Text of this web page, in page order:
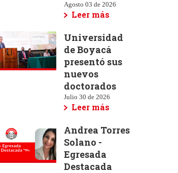
Agosto 03 de 2026
Leer más
Universidad
de Boyacá
presentó sus
nuevos
doctorados
Julio 30 de 2026
Leer más
Andrea Torres
Solano -
Egresada
Destacada